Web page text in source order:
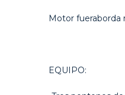
Motor fueraborda
EQUIPO: